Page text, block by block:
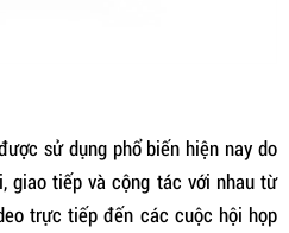
sử dụng phổ biến hiện nay do
giao tiếp và cộng tác với nhau từ
trực tiếp đến các cuộc hội họp